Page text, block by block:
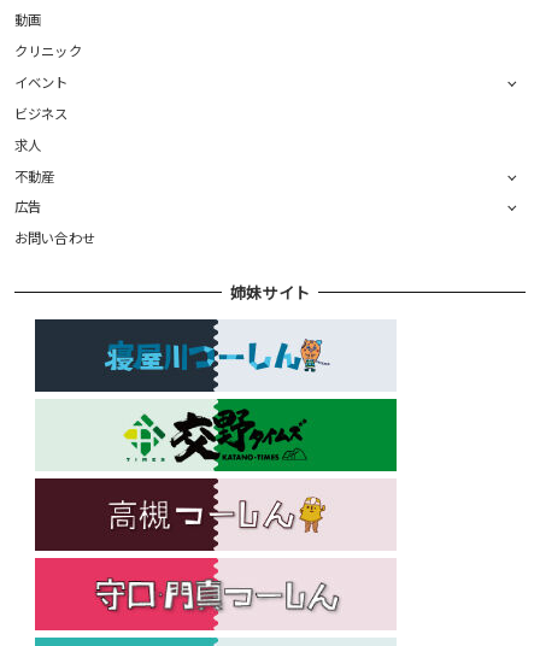
動画
クリニック
イベント
ビジネス
求人
不動産
広告
お問い合わせ
姉妹サイト